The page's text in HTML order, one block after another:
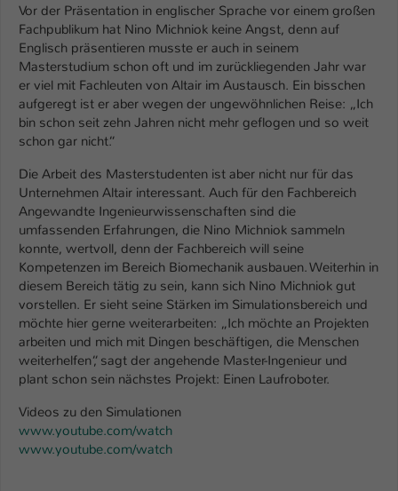
Vor der Präsentation in englischer Sprache vor einem großen
Fachpublikum hat Nino Michniok keine Angst, denn auf
Englisch präsentieren musste er auch in seinem
Masterstudium schon oft und im zurückliegenden Jahr war
er viel mit Fachleuten von Altair im Austausch. Ein bisschen
aufgeregt ist er aber wegen der ungewöhnlichen Reise: „Ich
bin schon seit zehn Jahren nicht mehr geflogen und so weit
schon gar nicht.“
Die Arbeit des Masterstudenten ist aber nicht nur für das
Unternehmen Altair interessant. Auch für den Fachbereich
Angewandte Ingenieurwissenschaften sind die
umfassenden Erfahrungen, die Nino Michniok sammeln
konnte, wertvoll, denn der Fachbereich will seine
Kompetenzen im Bereich Biomechanik ausbauen. Weiterhin in
diesem Bereich tätig zu sein, kann sich Nino Michniok gut
vorstellen. Er sieht seine Stärken im Simulationsbereich und
möchte hier gerne weiterarbeiten: „Ich möchte an Projekten
arbeiten und mich mit Dingen beschäftigen, die Menschen
weiterhelfen“, sagt der angehende Master-Ingenieur und
plant schon sein nächstes Projekt: Einen Laufroboter.
Videos zu den Simulationen
www.youtube.com/watch
www.youtube.com/watch